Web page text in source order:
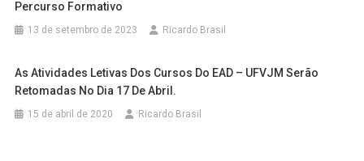
Percurso Formativo
13 de setembro de 2023 Ricardo Brasil
As Atividades Letivas Dos Cursos Do EAD – UFVJM Serão
Retomadas No Dia 17 De Abril.
15 de abril de 2020 Ricardo Brasil